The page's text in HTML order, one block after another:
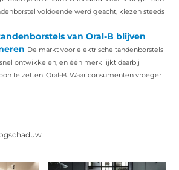
voldoende werd geacht, kiezen steeds
van Oral-B blijven
De markt voor elektrische tandenborstels
ontwikkelen, en één merk lijkt daarbij
te zetten: Oral-B. Waar consumenten vroeger